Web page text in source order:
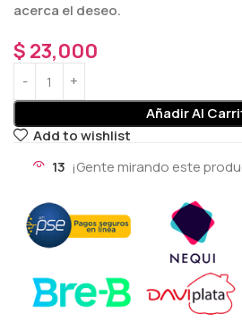
acerca el deseo.
$ 23,000
Añadir Al
Add to wishlist
13 ¡Gente mirando este